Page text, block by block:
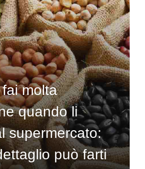
molta
quando li
supermercato:
può farti